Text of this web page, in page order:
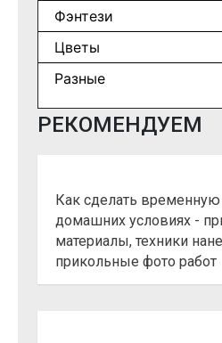
Фэнтези
Цветы
Разные
РЕКОМЕНДУЕМ
Как сделать временную
домашних условиях -
материалы, техники
прикольные фото работ